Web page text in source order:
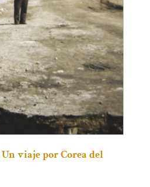
viaje por Corea del